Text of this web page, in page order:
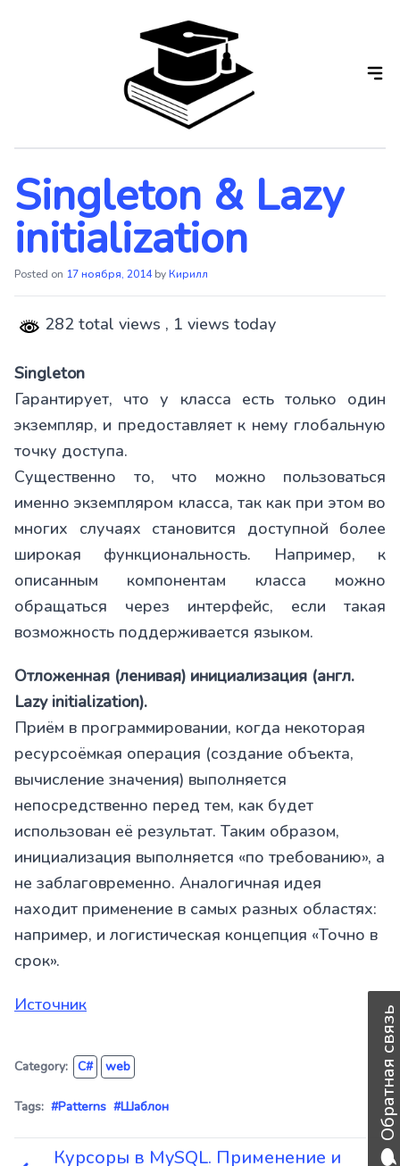
Singleton & Lazy
initialization
Posted on 17 ноября, 2014 byКирилл
282 total views , 1 views today
Singleton
Гарантирует, что у класса есть только один
экземпляр, и предоставляет к нему глобальную
точку доступа.
Существенно то, что можно пользоваться
именно экземпляром класса, так как при этом во
многих случаях становится доступной более
широкая функциональность. Например, к
описанным компонентам класса можно
обращаться через интерфейс, если такая
возможность поддерживается языком.
Отложенная (ленивая) инициализация (англ.
Lazy initialization).
Приём в программировании, когда некоторая
ресурсоёмкая операция (создание объекта,
вычисление значения) выполняется
непосредственно перед тем, как будет
использован её результат. Таким образом,
инициализация выполняется «по требованию», а
не заблаговременно. Аналогичная идея
находит применение в самых разных областях:
например, и логистическая концепция «Точно в
срок».
Источник
Category: C# web
Tags: #Patterns #Шаблон
Навигация
Курсоры в MySQL. Применение и
Обратная связь